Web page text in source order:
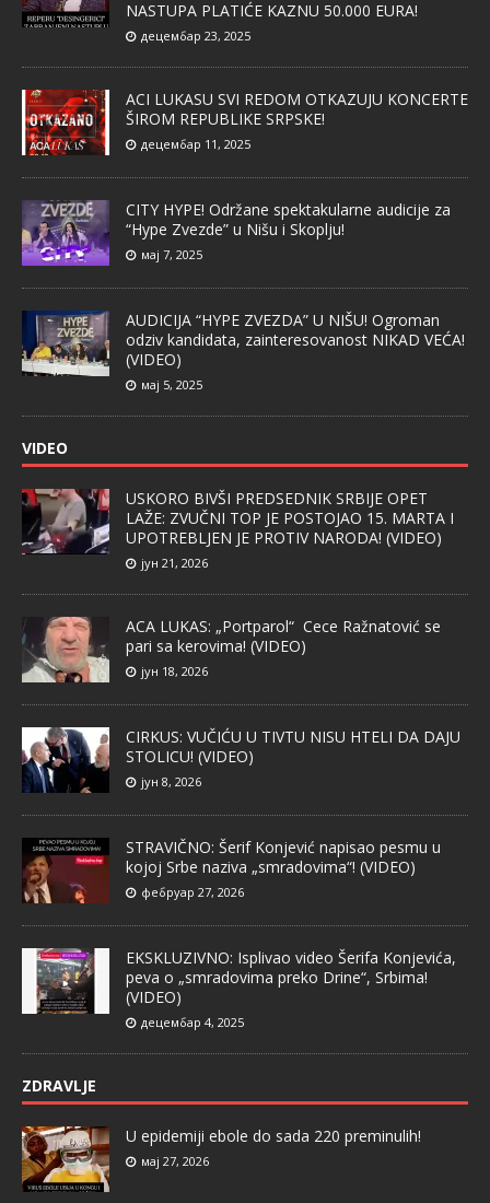
NASTUPA PLATIĆE KAZNU 50.000 EURA!
децембар 23, 2025
ACI LUKASU SVI REDOM OTKAZUJU KONCERTE
ŠIROM REPUBLIKE SRPSKE!
децембар 11, 2025
CITY HYPE! Održane spektakularne audicije za
“Hype Zvezde” u Nišu i Skoplju!
мај 7, 2025
AUDICIJA “HYPE ZVEZDA” U NIŠU! Ogroman
odziv kandidata, zainteresovanost NIKAD VEĆA!
(VIDEO)
мај 5, 2025
VIDEO
USKORO BIVŠI PREDSEDNIK SRBIJE OPET
LAŽE: ZVUČNI TOP JE POSTOJAO 15. MARTA I
UPOTREBLJEN JE PROTIV NARODA! (VIDEO)
јун 21, 2026
ACA LUKAS: „Portparol“ Cece Ražnatović se
pari sa kerovima! (VIDEO)
јун 18, 2026
CIRKUS: VUČIĆU U TIVTU NISU HTELI DA DAJU
STOLICU! (VIDEO)
јун 8, 2026
STRAVIČNO: Šerif Konjević napisao pesmu u
kojoj Srbe naziva „smradovima“! (VIDEO)
фебруар 27, 2026
EKSKLUZIVNO: Isplivao video Šerifa Konjevića,
peva o „smradovima preko Drine“, Srbima!
(VIDEO)
децембар 4, 2025
ZDRAVLJE
U epidemiji ebole do sada 220 preminulih!
мај 27, 2026